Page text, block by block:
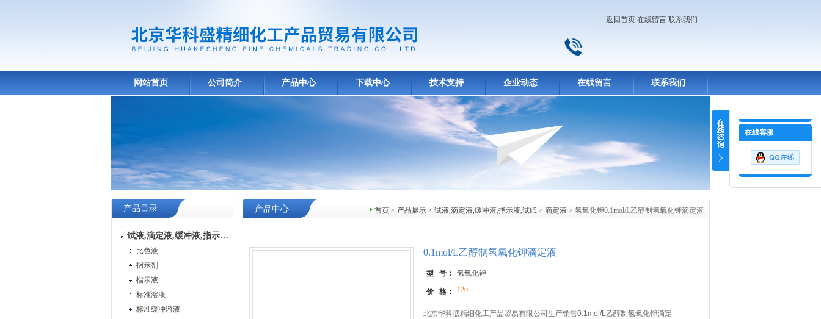
返回首页 在线留言 联系我们
网站首页 公司简介 产品中心 下载中心 技术支持 企业动态 在线留言 联系我们
产品目录
试液,滴定液,缓冲液,指示液,试纸
比色液
指示剂
指示液
标准溶液
标准缓冲溶液
首页 > 产品展示 > 试液,滴定液,缓冲液,指示液,试纸 > 滴定液 > 氢氧化钾0.1mol/L乙醇制氢氧化钾滴定液
产品中心
0.1mol/L乙醇制氢氧化钾滴定液
型 号： 氢氧化钾
价 格： 120
北京华科盛精细化工产品贸易有限公司生产销售0.1mol/L乙醇制氢氧化钾滴定
在线客服